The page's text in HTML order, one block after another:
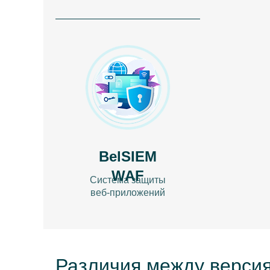
BelSIEM
WAF
Система защиты
веб-приложений